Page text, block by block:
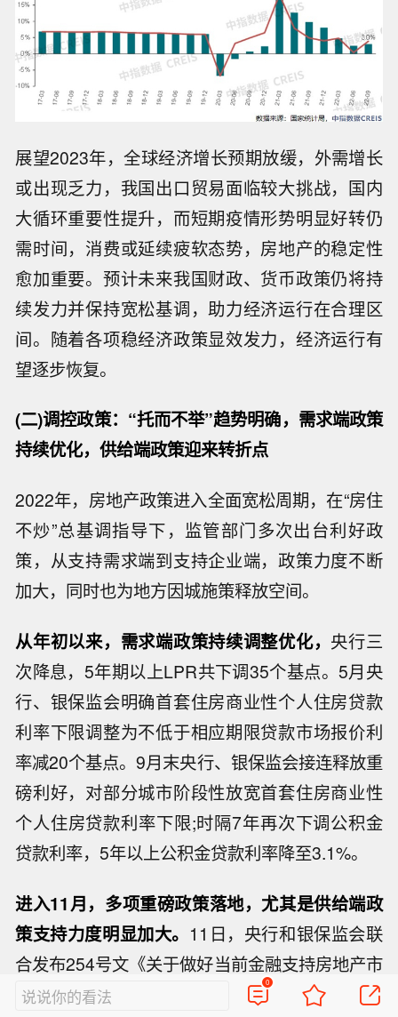
展望2023年，全球经济增长预期放缓，外需增长
或出现乏力，我国出口贸易面临较大挑战，国内
大循环重要性提升，而短期疫情形势明显好转仍
需时间，消费或延续疲软态势，房地产的稳定性
愈加重要。预计未来我国财政、货币政策仍将持
续发力并保持宽松基调，助力经济运行在合理区
间。随着各项稳经济政策显效发力，经济运行有
望逐步恢复。
(二)调控政策：“托而不举”趋势明确，需求端政策
持续优化，供给端政策迎来转折点
2022年，房地产政策进入全面宽松周期，在“房住
不炒”总基调指导下，监管部门多次出台利好政
策，从支持需求端到支持企业端，政策力度不断
加大，同时也为地方因城施策释放空间。
从年初以来，需求端政策持续调整优化， 央行三
次降息，5年期以上LPR共下调35个基点。5月央
行、银保监会明确首套住房商业性个人住房贷款
利率下限调整为不低于相应期限贷款市场报价利
率减20个基点。9月末央行、银保监会接连释放重
磅利好，对部分城市阶段性放宽首套住房商业性
个人住房贷款利率下限;时隔7年再次下调公积金
贷款利率，5年以上公积金贷款利率降至3.1%。
进入11月，多项重磅政策落地，尤其是供给端政
策支持力度明显加大。 11日，央行和银保监会联
合发布254号文《关于做好当前金融支持房地产市
场平稳健康发展工作的通知》，涉及保持房地产
说说你的看法
0